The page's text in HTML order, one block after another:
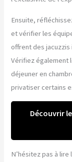
Ensuite,
et vérifier les
offrent des
Vérifiez également
déjeuner en
privatiser certains
Découvrir
N’hésitez pas à